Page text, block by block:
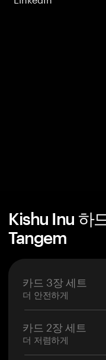
Kishu Inu 하
Tangem
카드 3장 세트
더 안전하게
카드 2장 세트
더 저렴하게